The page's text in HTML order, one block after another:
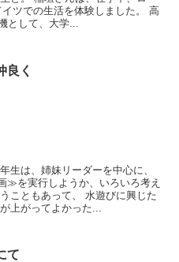
ツでの生活を体験しました。 高
として、大学...
良く
生は、姉妹リーダーを中心に、
≫を実行しようか、いろいろ考え
こともあって、 水遊びに興じた
上がってよかった...
て